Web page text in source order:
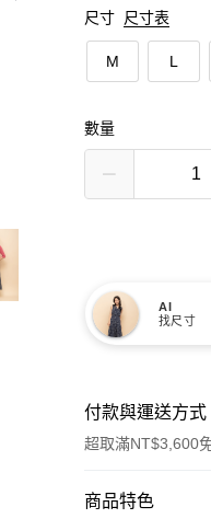
尺寸 尺寸表
M L
數量
AI
找尺寸
付款與運送方式
超取滿NT$3,600
付款方式
商品特色